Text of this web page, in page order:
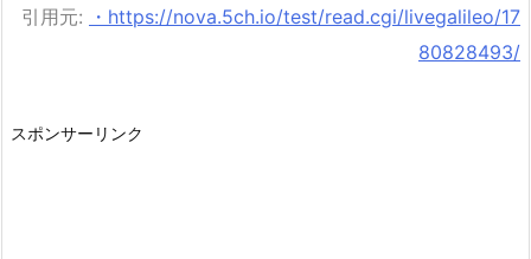
引用元:
・https://nova.5ch.io/test/read.cgi/livegalileo/17
80828493/
スポンサーリンク